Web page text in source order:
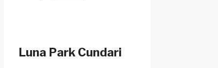
Luna Park Cundari